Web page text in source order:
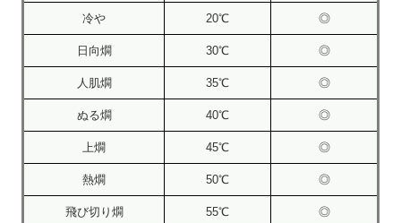
冷や 20℃ ◎
日向燗 30℃ ◎
人肌燗 35℃ ◎
ぬる燗 40℃ ◎
上燗 45℃ ◎
熱燗 50℃ ◎
飛び切り燗 55℃ ◎